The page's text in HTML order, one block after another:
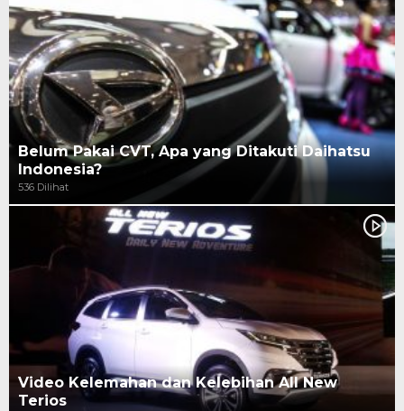
Belum Pakai CVT, Apa yang Ditakuti Daihatsu
Indonesia?
536 Dilihat
Video Kelemahan dan Kelebihan All New
Terios